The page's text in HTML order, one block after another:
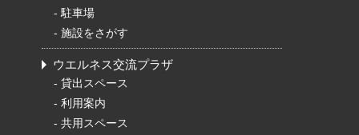
- 駐車場
- 施設をさがす
ウエルネス交流プラザ
- 貸出スペース
- 利用案内
- 共用スペース